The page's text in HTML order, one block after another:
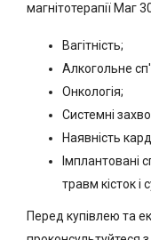
магнітотерапії Маг
Вагітність;
Алкогольне
Онкологія;
Системні
Наявність
Імплантовані
травм кісток і
Перед купівлею та